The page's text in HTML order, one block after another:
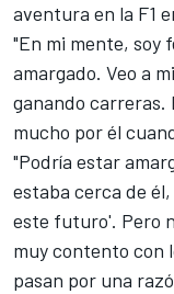
aventura en la F1
"En mi mente, soy
amargado. Veo a
ganando carreras.
mucho por él
"Podría estar
estaba cerca de
este futuro'. Pero
muy contento con
pasan por una